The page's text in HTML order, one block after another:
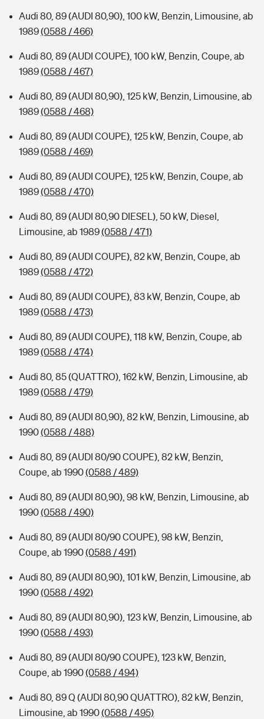
Audi 80, 89 (AUDI 80,90), 100 kW, Benzin, Limousine, ab
1989(0588 / 466)
Audi 80, 89 (AUDI COUPE), 100 kW, Benzin, Coupe, ab
1989(0588 / 467)
Audi 80, 89 (AUDI 80,90), 125 kW, Benzin, Limousine, ab
1989(0588 / 468)
Audi 80, 89 (AUDI COUPE), 125 kW, Benzin, Coupe, ab
1989(0588 / 469)
Audi 80, 89 (AUDI COUPE), 125 kW, Benzin, Coupe, ab
1989(0588 / 470)
Audi 80, 89 (AUDI 80,90 DIESEL), 50 kW, Diesel,
Limousine, ab 1989(0588 / 471)
Audi 80, 89 (AUDI COUPE), 82 kW, Benzin, Coupe, ab
1989(0588 / 472)
Audi 80, 89 (AUDI COUPE), 83 kW, Benzin, Coupe, ab
1989(0588 / 473)
Audi 80, 89 (AUDI COUPE), 118 kW, Benzin, Coupe, ab
1989(0588 / 474)
Audi 80, 85 (QUATTRO), 162 kW, Benzin, Limousine, ab
1989(0588 / 479)
Audi 80, 89 (AUDI 80,90), 82 kW, Benzin, Limousine, ab
1990(0588 / 488)
Audi 80, 89 (AUDI 80/90 COUPE), 82 kW, Benzin,
Coupe, ab 1990(0588 / 489)
Audi 80, 89 (AUDI 80,90), 98 kW, Benzin, Limousine, ab
1990(0588 / 490)
Audi 80, 89 (AUDI 80/90 COUPE), 98 kW, Benzin,
Coupe, ab 1990(0588 / 491)
Audi 80, 89 (AUDI 80,90), 101 kW, Benzin, Limousine, ab
1990(0588 / 492)
Audi 80, 89 (AUDI 80,90), 123 kW, Benzin, Limousine, ab
1990(0588 / 493)
Audi 80, 89 (AUDI 80/90 COUPE), 123 kW, Benzin,
Coupe, ab 1990(0588 / 494)
Audi 80, 89 Q (AUDI 80,90 QUATTRO), 82 kW, Benzin,
Limousine, ab 1990(0588 / 495)